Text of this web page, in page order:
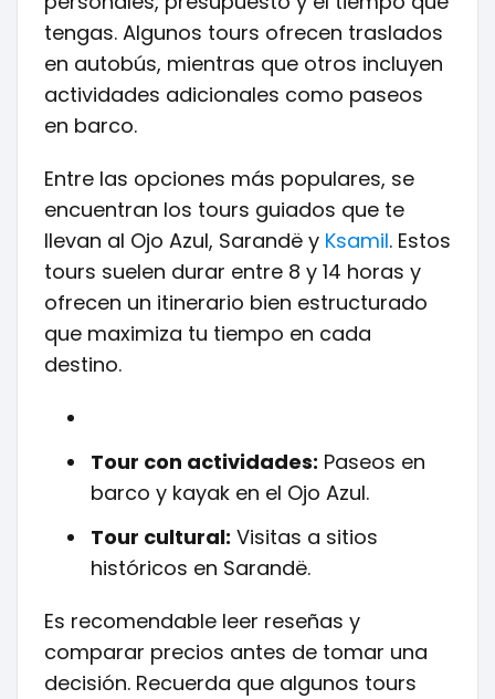
tengas. Algunos tours ofrecen traslados
en autobús, mientras que otros incluyen
actividades adicionales como paseos
en barco.
Entre las opciones más populares, se
encuentran los tours guiados que te
llevan al Ojo Azul, Sarandë y Ksamil. Estos
tours suelen durar entre 8 y 14 horas y
ofrecen un itinerario bien estructurado
que maximiza tu tiempo en cada
destino.
Tour con actividades: Paseos en
barco y kayak en el Ojo Azul.
Tour cultural: Visitas a sitios
históricos en Sarandë.
Es recomendable leer reseñas y
comparar precios antes de tomar una
decisión. Recuerda que algunos tours